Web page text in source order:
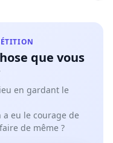
que vous
en gardant le
eu le courage de
de même ?